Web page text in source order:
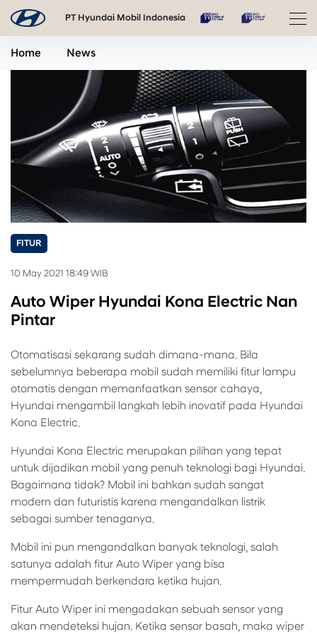
PT Hyundai Mobil Indonesia
Home News
FITUR
10 May 2021 18:49 WIB
Auto Wiper Hyundai Kona Electric Nan
Pintar
Otomatisasi sekarang sudah dimana-mana. Bila
sebelumnya beberapa mobil sudah memiliki fitur lampu
otomatis dengan memanfaatkan sensor cahaya,
Hyundai mengambil langkah lebih inovatif pada Hyundai
Kona Electric.
Hyundai Kona Electric merupakan pilihan yang tepat
untuk dijadikan mobil yang penuh teknologi bagi Hyundai.
Bagaimana tidak? Mobil ini bahkan sudah sangat
modern dan futuristis karena mengandalkan listrik
sebagai sumber tenaganya.
Mobil ini pun mengandalkan banyak teknologi, salah
satunya adalah fitur Auto Wiper yang bisa
mempermudah berkendara ketika hujan.
Fitur Auto Wiper ini mengadakan sebuah sensor yang
akan mendeteksi hujan. Ketika sensor basah, maka wiper